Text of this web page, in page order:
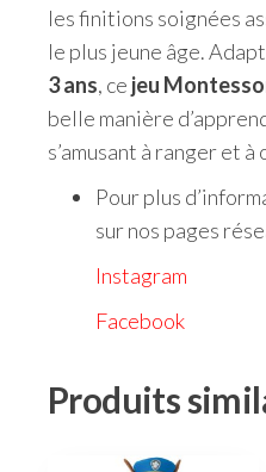
les finitions soignées
le plus jeune âge.
3 ans, ce jeu
belle manière
s’amusant à ranger et à
Pour plus
sur nos pages
Instagram
Facebook
Produits